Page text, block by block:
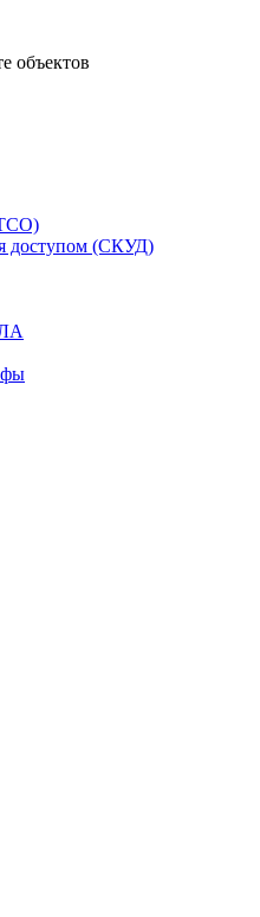
объектов
доступом (СКУД)